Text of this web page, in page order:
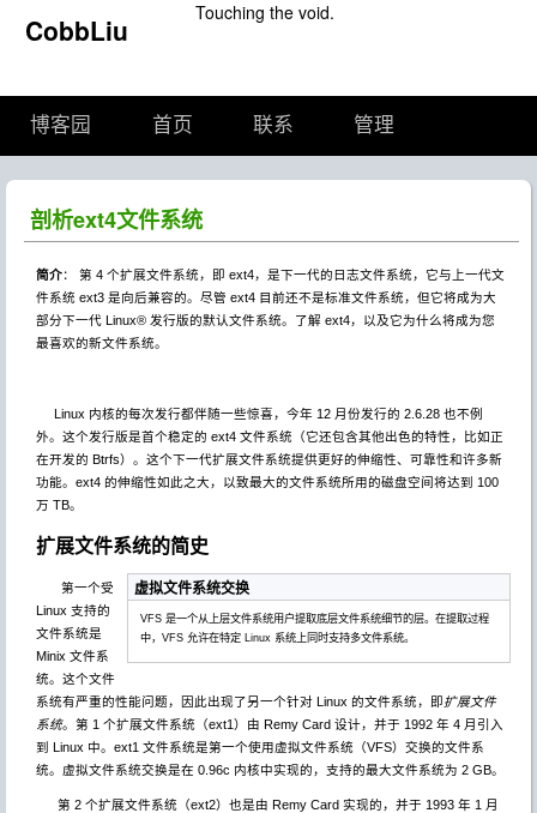
CobbLiu Touching the void.
博客园 首页 联系 管理
剖析ext4文件系统
简介： 第 4 个扩展文件系统，即 ext4，是下一代的日志文件系统，它与上一代文
件系统 ext3 是向后兼容的。尽管 ext4 目前还不是标准文件系统，但它将成为大
部分下一代 Linux® 发行版的默认文件系统。了解 ext4，以及它为什么将成为您
最喜欢的新文件系统。
Linux 内核的每次发行都伴随一些惊喜，今年 12 月份发行的 2.6.28 也不例
外。这个发行版是首个稳定的 ext4 文件系统（它还包含其他出色的特性，比如正
在开发的 Btrfs）。这个下一代扩展文件系统提供更好的伸缩性、可靠性和许多新
功能。ext4 的伸缩性如此之大，以致最大的文件系统所用的磁盘空间将达到 100
万 TB。
扩展文件系统的简史
虚拟文件系统交换
VFS 是一个从上层文件系统用户提取底层文件系统细节的层。在提取过程
中，VFS 允许在特定 Linux 系统上同时支持多文件系统。
第一个受
Linux 支持的
文件系统是
Minix 文件系
统。这个文件
系统有严重的性能问题，因此出现了另一个针对 Linux 的文件系统，即扩展文件
系统。第 1 个扩展文件系统（ext1）由 Remy Card 设计，并于 1992 年 4 月引入
到 Linux 中。ext1 文件系统是第一个使用虚拟文件系统（VFS）交换的文件系
统。虚拟文件系统交换是在 0.96c 内核中实现的，支持的最大文件系统为 2 GB。
第 2 个扩展文件系统（ext2）也是由 Remy Card 实现的，并于 1993 年 1 月